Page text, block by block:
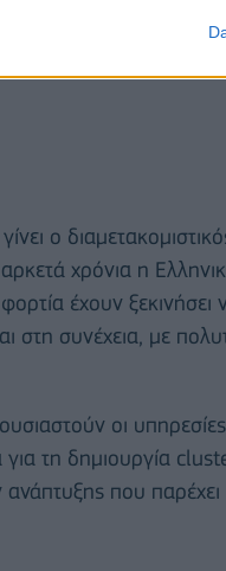
ο
χρόνια η
έχουν
στη συνέχεια, με
οι
τη δημιουργία
που παρέχει